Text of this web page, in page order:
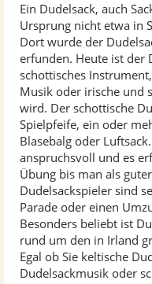
Ein Dudelsack, auch
Ursprung nicht etwa in
Dort wurde der
erfunden. Heute ist der
schottisches
Musik oder irische und
wird. Der schottische
Spielpfeife, ein oder
Blasebalg oder
anspruchsvoll und es
Übung bis man als
Dudelsackspieler sind
Parade oder einen
Besonders beliebt ist
rund um den in Irland
Egal ob Sie keltische
Dudelsackmusik oder